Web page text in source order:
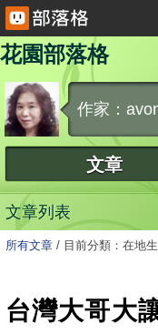
花園部落格
作家：
文章
文章列表
所有文章 / 目前分類：在地
台灣大哥大